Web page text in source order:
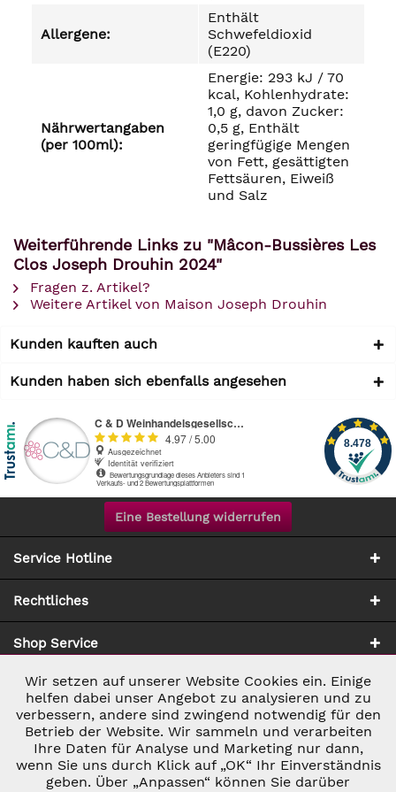
Allergene:
Enthält
Schwefeldioxid
(E220)
Nährwertangaben
(per 100ml):
Energie: 293 kJ / 70
kcal, Kohlenhydrate:
1,0 g, davon Zucker:
0,5 g, Enthält
geringfügige Mengen
von Fett, gesättigten
Fettsäuren, Eiweiß
und Salz
Weiterführende Links zu "Mâcon-Bussières Les
Clos Joseph Drouhin 2024"
Fragen z. Artikel?
Weitere Artikel von Maison Joseph Drouhin
Kunden kauften auch
Kunden haben sich ebenfalls angesehen
Eine Bestellung widerrufen
Service Hotline
Rechtliches
Shop Service
Zahlung & Versand
Notwendig Aktiv
Marketing Inaktiv
Inaktiv
Wir setzen auf unserer Website Cookies ein. Einige
helfen dabei unser Angebot zu analysieren und zu
verbessern, andere sind zwingend notwendig für den
Betrieb der Website. Wir sammeln und verarbeiten
Ihre Daten für Analyse und Marketing nur dann,
wenn Sie uns durch Klick auf „OK“ Ihr Einverständnis
geben. Über „Anpassen“ können Sie darüber